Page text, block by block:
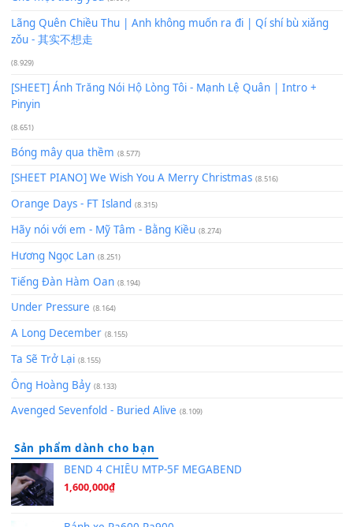
[SHEET PIANO] Happy Birthday (13.920)
Giá Như - Soobin Hoàng Sơn
Có Em Đời Bỗng Vui
Cơn Mơ Băng Giá
Chờ một tiếng yêu
Lãng Quên Chiều Thu | Anh không muốn ra đi | Qí shí bù
zǒu - 其实不想走
(8.929)
[SHEET] Ánh Trăng Nói Hộ Lòng Tôi - Mạnh Lệ Quân | Intro +
Pinyin
(8.651)
Bóng mây qua thềm
[SHEET PIANO] We Wish You A Merry Christmas
Orange Days - FT Island
Hãy nói với em - Mỹ Tâm - Bằng Kiều
Hương Ngọc Lan
Tiếng Đàn Hàm Oan (8.194)
Under Pressure (8.164)
A Long December